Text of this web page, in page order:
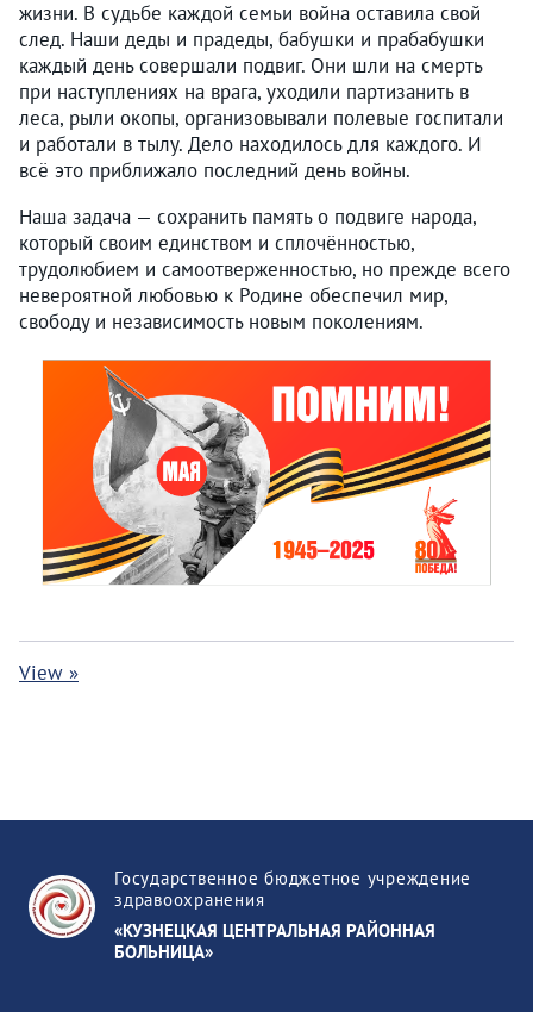
жизни. В судьбе каждой семьи война оставила свой
след. Наши деды и прадеды, бабушки и прабабушки
каждый день совершали подвиг. Они шли на смерть
при наступлениях на врага, уходили партизанить в
леса, рыли окопы, организовывали полевые госпитали
и работали в тылу. Дело находилось для каждого. И
всё это приближало последний день войны.
Наша задача — сохранить память о подвиге народа,
который своим единством и сплочённостью,
трудолюбием и самоотверженностью, но прежде всего
невероятной любовью к Родине обеспечил мир,
свободу и независимость новым поколениям.
View »
Государственное бюджетное учреждение
здравоохранения
«КУЗНЕЦКАЯ ЦЕНТРАЛЬНАЯ РАЙОННАЯ
БОЛЬНИЦА»